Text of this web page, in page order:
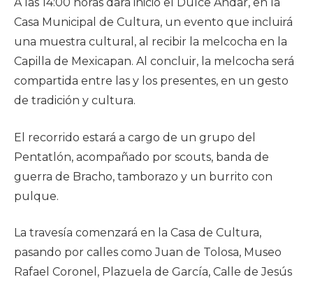
Casa Municipal de Cultura, un evento que incluirá
una muestra cultural, al recibir la melcocha en la
Capilla de Mexicapan. Al concluir, la melcocha será
compartida entre las y los presentes, en un gesto
de tradición y cultura.
El recorrido estará a cargo de un grupo del
Pentatlón, acompañado por scouts, banda de
guerra de Bracho, tamborazo y un burrito con
pulque.
La travesía comenzará en la Casa de Cultura,
pasando por calles como Juan de Tolosa, Museo
Rafael Coronel, Plazuela de García, Calle de Jesús